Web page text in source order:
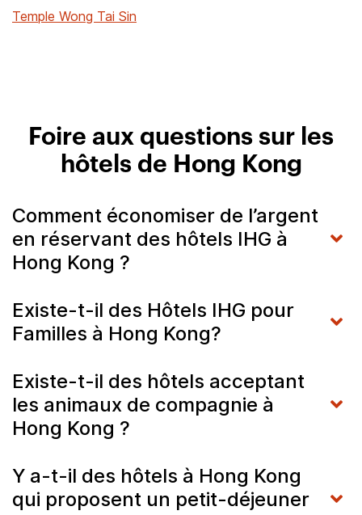
Temple Wong Tai Sin
Foire aux questions sur les
hôtels de Hong Kong
Comment économiser de l’argent
en réservant des hôtels IHG à
Hong Kong ?
Existe-t-il des Hôtels IHG pour
Familles à Hong Kong?
Existe-t-il des hôtels acceptant
les animaux de compagnie à
Hong Kong ?
Y a-t-il des hôtels à Hong Kong
qui proposent un petit-déjeuner